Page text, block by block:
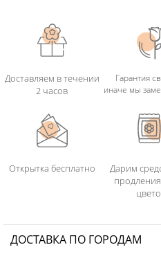
Доставляем в течении
2 часов
Гарантия
иначе мы
Открытка бесплатно
Дарим
ДОСТАВКА ПО ГОРОДАМ